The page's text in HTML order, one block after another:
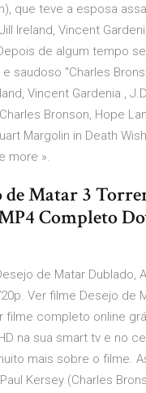
que teve a esposa
Ireland, Vincent
de algum tempo
saudoso "Charles
Vincent Gardenia ,
Bronson, Hope
Margolin in Death
more ».
de Matar 3
Completo
de Matar Dublado,
Ver filme Desejo de
filme completo online
na sua smart tv e no
mais sobre o filme.
Kersey (Charles